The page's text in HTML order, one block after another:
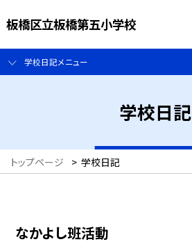
板橋区立板橋第五小学校
学校日記メニュー
学校日記
トップページ > 学校日記
なかよし班活動